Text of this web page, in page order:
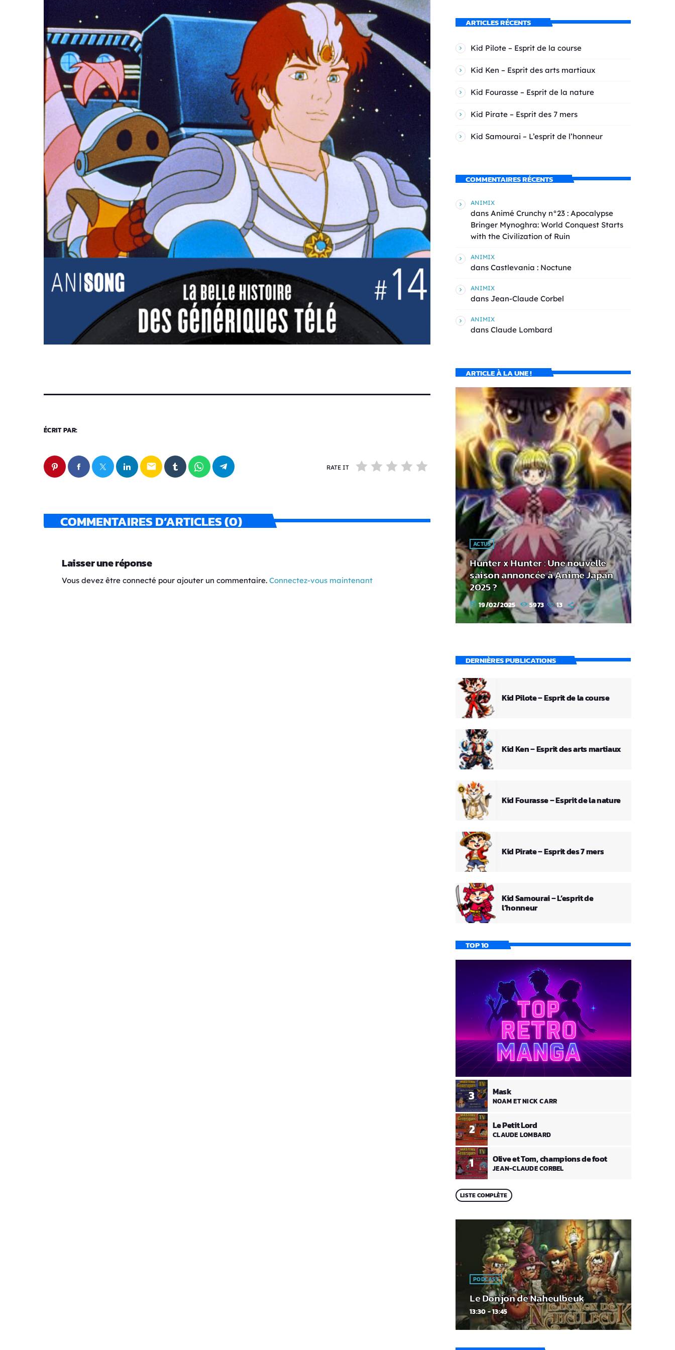
ÉCRIT PAR:
email RATE IT
COMMENTAIRES D’ARTICLES (0)
Laisser une réponse
Vous devez être connecté pour ajouter un commentaire. Connectez-vous maintenant
ARTICLES RÉCENTS
Kid Pilote – Esprit de la course
Kid Ken – Esprit des arts martiaux
Kid Fourasse – Esprit de la nature
Kid Pirate – Esprit des 7 mers
Kid Samourai – L’esprit de l’honneur
COMMENTAIRES RÉCENTS
ANIMIX
dans Animé Crunchy n°23 : Apocalypse
Bringer Mynoghra: World Conquest Starts
with the Civilization of Ruin
ANIMIX
dans Castlevania : Noctune
ANIMIX
dans Jean-Claude Corbel
ANIMIX
dans Claude Lombard
ARTICLE À LA UNE !
ACTUS
Hunter x Hunter : Une nouvelle
saison annoncée à Anime Japan
2025 ?
today 19/02/2025 5973 13
DERNIÈRES PUBLICATIONS
Kid Pilote – Esprit de la course
Kid Ken – Esprit des arts martiaux
Kid Fourasse – Esprit de la nature
Kid Pirate – Esprit des 7 mers
Kid Samourai – L’esprit de
l’honneur
TOP 10
1 Olive et Tom, champions de foot
JEAN-CLAUDE CORBEL
2 Le Petit Lord
CLAUDE LOMBARD
3 Mask
NOAM ET NICK CARR
LISTE COMPLÈTE
PODCAST
Le Donjon de Naheulbeuk
13:30 - 13:45